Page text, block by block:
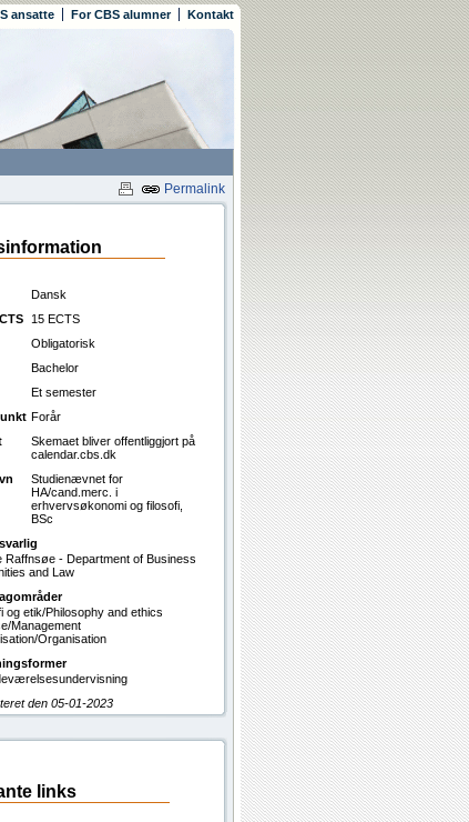
ansatte For CBS alumner Kontakt
Permalink
Dansk
15 ECTS
Obligatorisk
Bachelor
Et semester
Forår
Skemaet bliver offentliggjort på
calendar.cbs.dk
Studienævnet for
HA/cand.merc. i
erhvervsøkonomi og filosofi,
BSc
Raffnsøe - Department of Business
and Law
og etik/Philosophy and ethics
Management
Organisation
den 05-01-2023
links